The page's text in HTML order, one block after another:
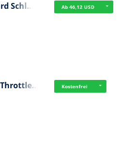
Schl… Ab 46,12 USD
Throttle… Kostenfrei